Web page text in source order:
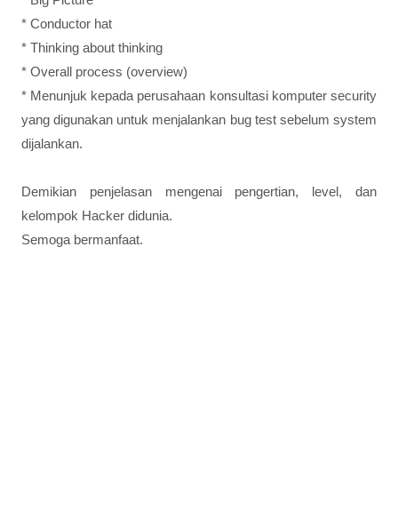
* Conductor hat
* Thinking about thinking
* Overall process (overview)
* Menunjuk kepada perusahaan konsultasi komputer security
yang digunakan untuk menjalankan bug test sebelum system
dijalankan.
Demikian penjelasan mengenai pengertian, level, dan
kelompok Hacker didunia.
Semoga bermanfaat.